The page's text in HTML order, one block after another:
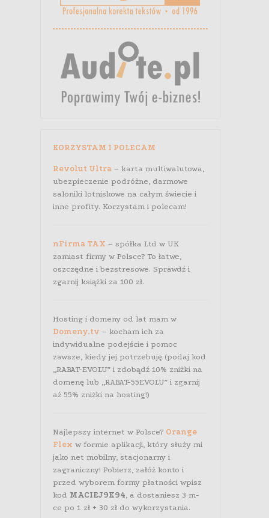
KORZYSTAM I POLECAM
Revolut Ultra– karta multiwalutowa,
ubezpieczenie podróżne, darmowe
saloniki lotniskowe na całym świecie i
inne profity. Korzystam i polecam!
nFirma TAX – spółka Ltd w UK
zamiast firmy w Polsce? To łatwe,
oszczędne i bezstresowe. Sprawdź i
zgarnij książki za 100 zł.
Hosting i domeny od lat mam w
Domeny.tv – kocham ich za
indywidualne podejście i pomoc
zawsze, kiedy jej potrzebuję (podaj kod
„RABAT-EVOLU” i zdobądź 10% zniżki na
domenę lub „RABAT-55EVOLU” i zgarnij
aż 55% zniżki na hosting!)
Najlepszy internet w Polsce? Orange
Flex w formie aplikacji, który służy mi
jako net mobilny, stacjonarny i
zagraniczny! Pobierz, załóż konto i
przed wyborem formy płatności wpisz
kod MACIEJ9K94, a dostaniesz 3 m-
ce po 1 zł + 30 zł do wykorzystania.